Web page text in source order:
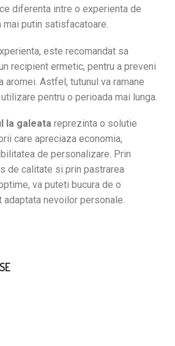
diferenta intre o experienta de
mai putin satisfacatoare.
este recomandat sa
recipient ermetic, pentru a preveni
aromei. Astfel, tutunul va ramane
pentru o perioada mai lunga.
la galeata reprezinta o solutie
care apreciaza economia,
de personalizare. Prin
de calitate si prin pastrarea
va puteti bucura de o
nevoilor personale.